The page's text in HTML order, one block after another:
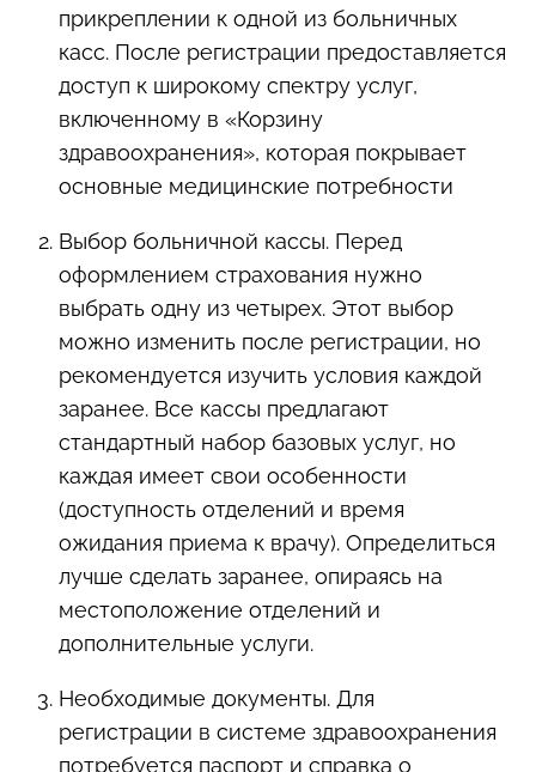
прикреплении к одной из больничных
касс. После регистрации предоставляется
доступ к широкому спектру услуг,
включенному в «Корзину
здравоохранения», которая покрывает
основные медицинские потребности
Выбор больничной кассы. Перед
оформлением страхования нужно
выбрать одну из четырех. Этот выбор
можно изменить после регистрации, но
рекомендуется изучить условия каждой
заранее. Все кассы предлагают
стандартный набор базовых услуг, но
каждая имеет свои особенности
(доступность отделений и время
ожидания приема к врачу). Определиться
лучше сделать заранее, опираясь на
местоположение отделений и
дополнительные услуги.
Необходимые документы. Для
регистрации в системе здравоохранения
потребуется паспорт и справка о